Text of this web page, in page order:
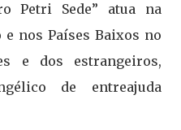
Petri Sede” atua na
nos Países Baixos no
e dos estrangeiros,
de entreajuda